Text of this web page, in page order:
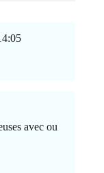
avec ou